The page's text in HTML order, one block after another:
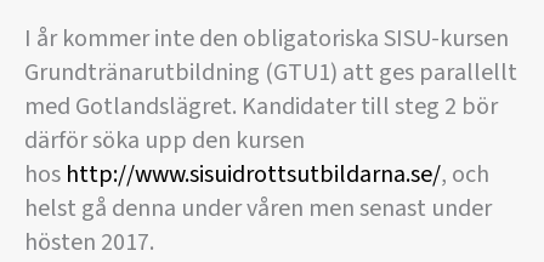
I år kommer inte den obligatoriska SISU-kursen
Grundtränarutbildning (GTU1) att ges parallellt
med Gotlandslägret. Kandidater till steg 2 bör
därför söka upp den kursen
hos http://www.sisuidrottsutbildarna.se/, och
helst gå denna under våren men senast under
hösten 2017.